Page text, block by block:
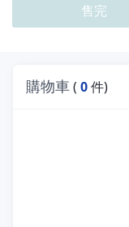
售完
購物車( 0件)